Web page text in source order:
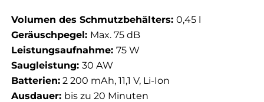
Volumen des Schmutzbehälters: 0,45 l
Geräuschpegel: Max. 75 dB
Leistungsaufnahme: 75 W
Saugleistung: 30 AW
Batterien:2 200 mAh, 11,1 V, Li-Ion
Ausdauer: bis zu 20 Minuten